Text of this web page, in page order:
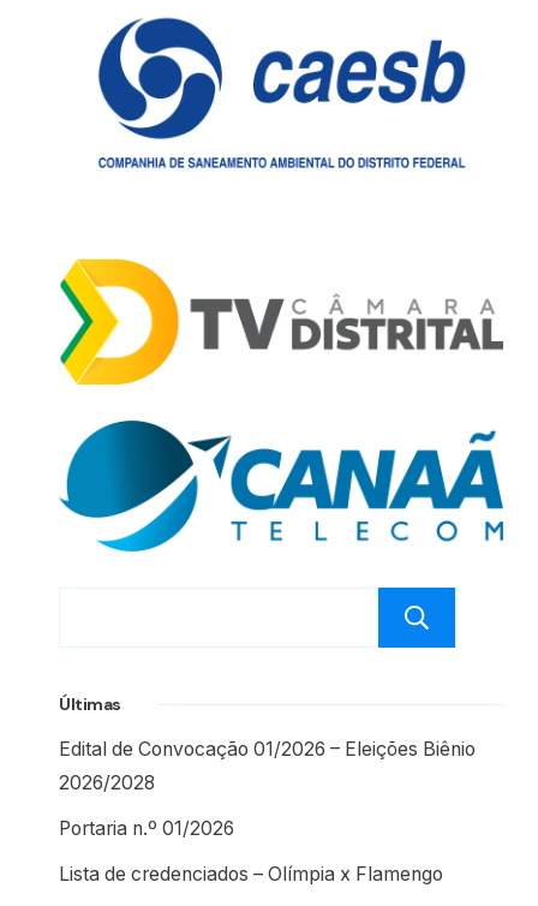
Últimas
Edital de Convocação 01/2026 – Eleições Biênio
2026/2028
Portaria n.º 01/2026
Lista de credenciados – Olímpia x Flamengo